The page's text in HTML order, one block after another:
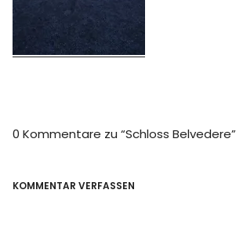
Über mich
0 Kommentare zu “Schloss Belvedere”
KOMMENTAR VERFASSEN